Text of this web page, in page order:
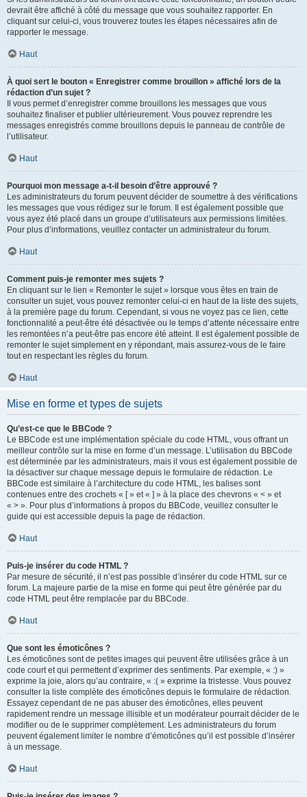
devrait être affiché à côté du message que vous souhaitez rapporter. En
cliquant sur celui-ci, vous trouverez toutes les étapes nécessaires afin de
rapporter le message.
Haut
À quoi sert le bouton « Enregistrer comme brouillon » affiché lors de la
rédaction d’un sujet ?
Il vous permet d’enregistrer comme brouillons les messages que vous
souhaitez finaliser et publier ultérieurement. Vous pouvez reprendre les
messages enregistrés comme brouillons depuis le panneau de contrôle de
l’utilisateur.
Haut
Pourquoi mon message a-t-il besoin d’être approuvé ?
Les administrateurs du forum peuvent décider de soumettre à des vérifications
les messages que vous rédigez sur le forum. Il est également possible que
vous ayez été placé dans un groupe d’utilisateurs aux permissions limitées.
Pour plus d’informations, veuillez contacter un administrateur du forum.
Haut
Comment puis-je remonter mes sujets ?
En cliquant sur le lien « Remonter le sujet » lorsque vous êtes en train de
consulter un sujet, vous pouvez remonter celui-ci en haut de la liste des sujets,
à la première page du forum. Cependant, si vous ne voyez pas ce lien, cette
fonctionnalité a peut-être été désactivée ou le temps d’attente nécessaire entre
les remontées n’a peut-être pas encore été atteint. Il est également possible de
remonter le sujet simplement en y répondant, mais assurez-vous de le faire
tout en respectant les règles du forum.
Haut
Mise en forme et types de sujets
Qu’est-ce que le BBCode ?
Le BBCode est une implémentation spéciale du code HTML, vous offrant un
meilleur contrôle sur la mise en forme d’un message. L’utilisation du BBCode
est déterminée par les administrateurs, mais il vous est également possible de
la désactiver sur chaque message depuis le formulaire de rédaction. Le
BBCode est similaire à l’architecture du code HTML, les balises sont
contenues entre des crochets « [ » et « ] » à la place des chevrons « < » et
« > ». Pour plus d’informations à propos du BBCode, veuillez consulter le
guide qui est accessible depuis la page de rédaction.
Haut
Puis-je insérer du code HTML ?
Par mesure de sécurité, il n’est pas possible d’insérer du code HTML sur ce
forum. La majeure partie de la mise en forme qui peut être générée par du
code HTML peut être remplacée par du BBCode.
Haut
Que sont les émoticônes ?
Les émoticônes sont de petites images qui peuvent être utilisées grâce à un
code court et qui permettent d’exprimer des sentiments. Par exemple, « :) »
exprime la joie, alors qu’au contraire, « :( » exprime la tristesse. Vous pouvez
consulter la liste complète des émoticônes depuis le formulaire de rédaction.
Essayez cependant de ne pas abuser des émoticônes, elles peuvent
rapidement rendre un message illisible et un modérateur pourrait décider de le
modifier ou de le supprimer complètement. Les administrateurs du forum
peuvent également limiter le nombre d’émoticônes qu’il est possible d’insérer
à un message.
Haut